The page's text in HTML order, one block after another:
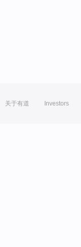
关于有道 Investors